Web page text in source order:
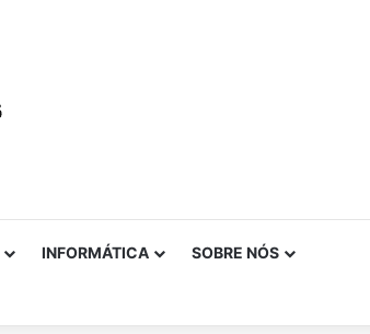
INFORMÁTICA SOBRE NÓS